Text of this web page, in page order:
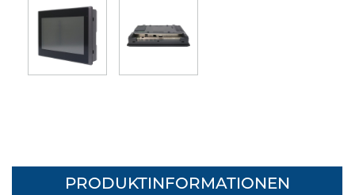
PRODUKTINFORMATIONEN